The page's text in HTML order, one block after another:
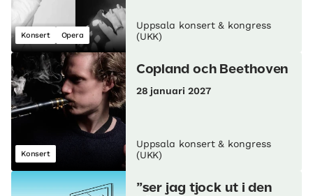
Konsert Opera
Uppsala konsert & kongress
(UKK)
Konsert
Copland och Beethoven
28 januari 2027
Uppsala konsert & kongress
(UKK)
”ser jag tjock ut i den